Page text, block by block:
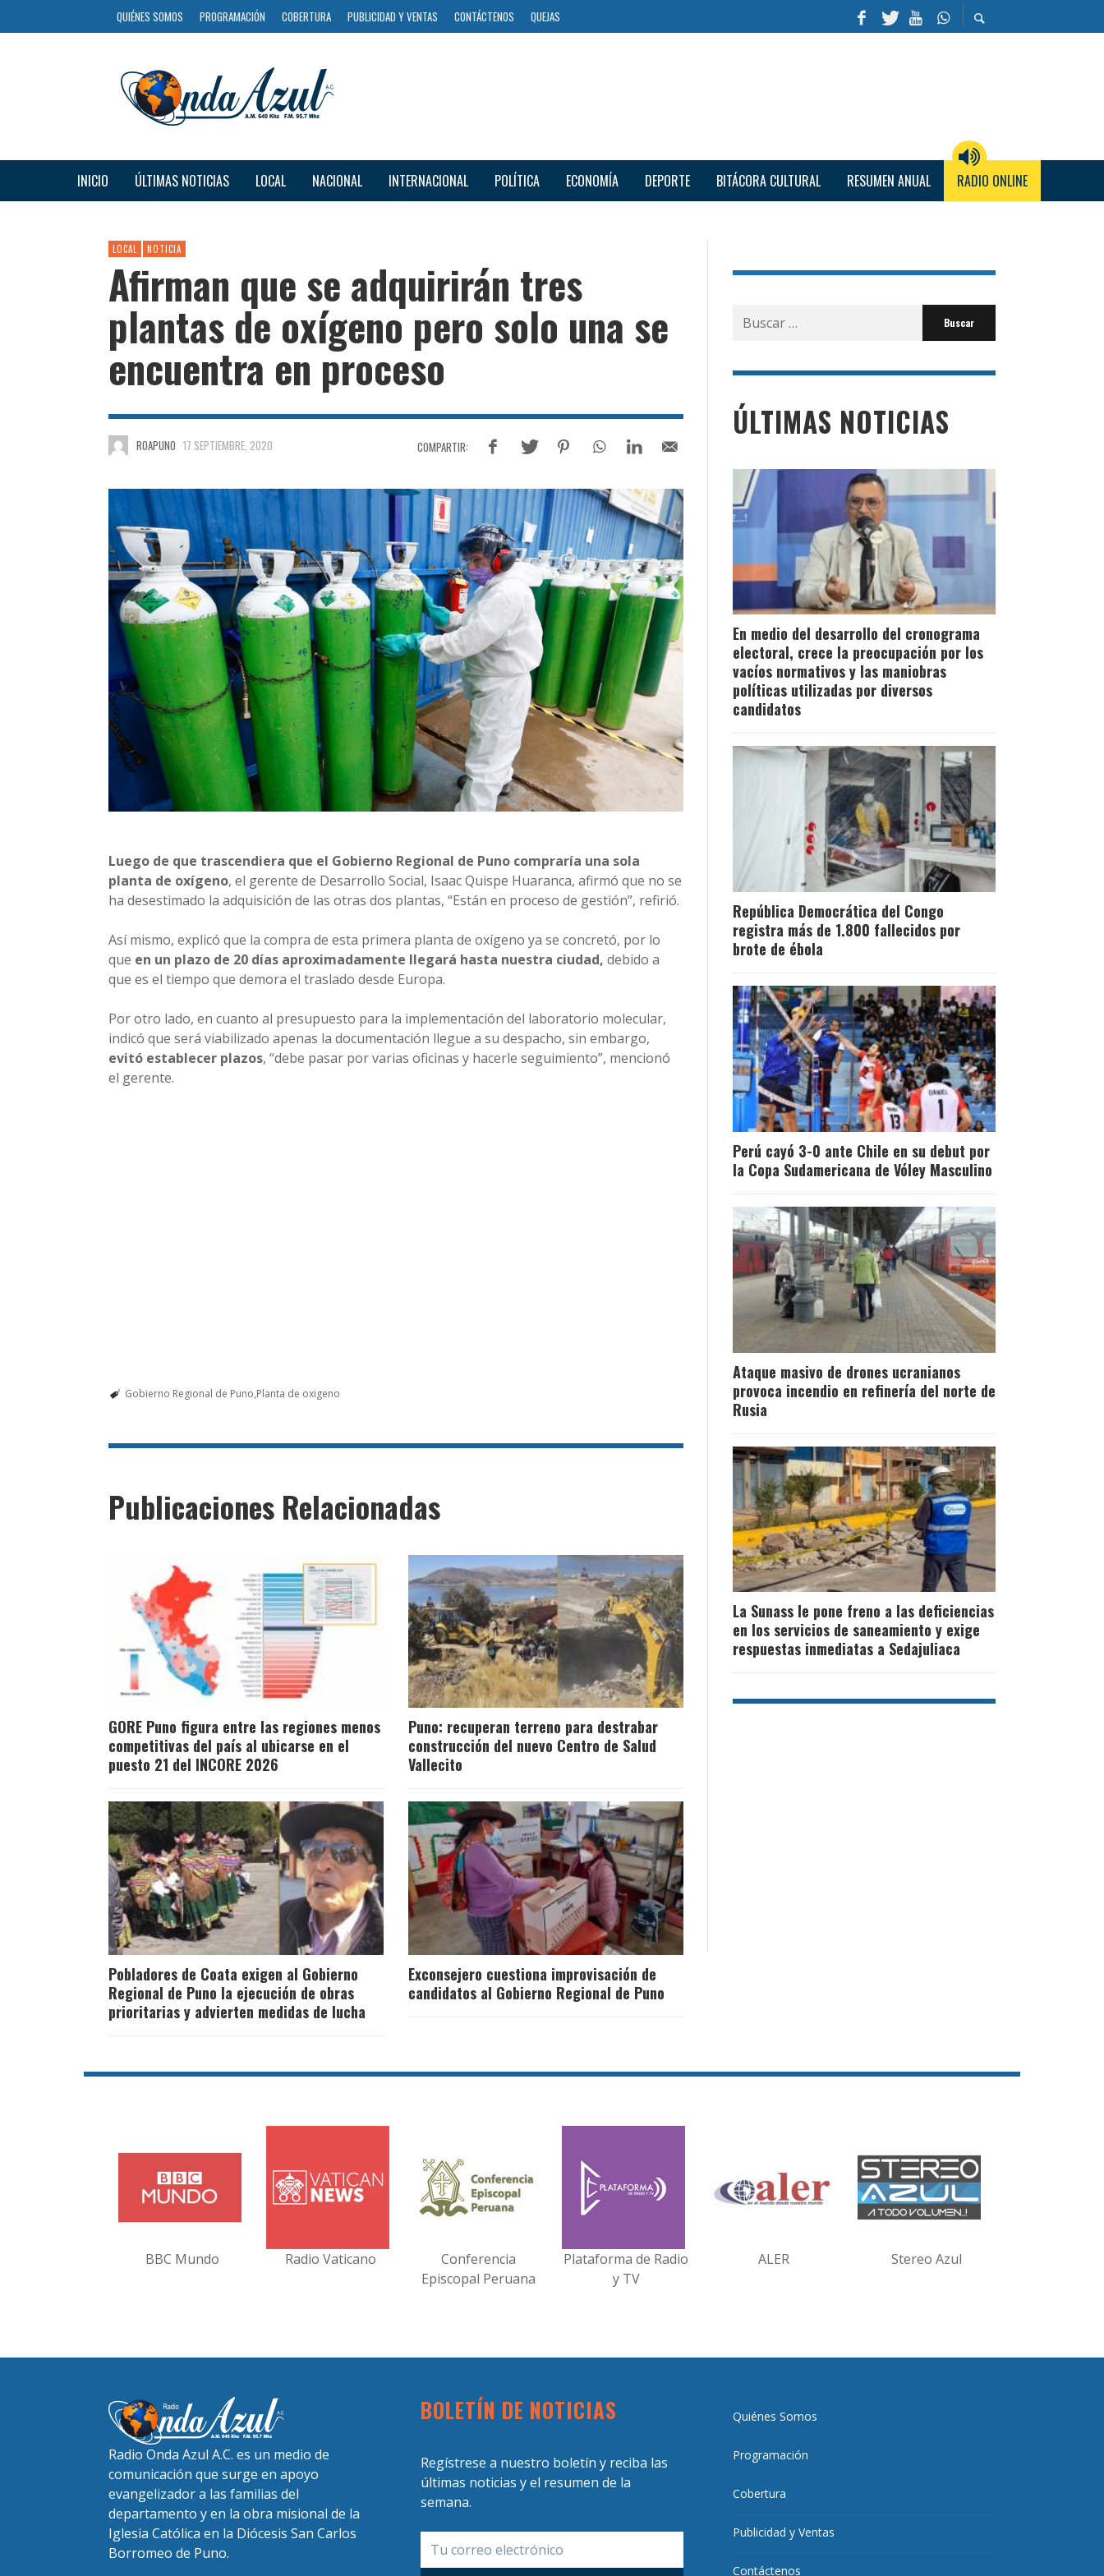
QUIÉNES SOMOS PROGRAMACIÓN COBERTURA PUBLICIDAD Y VENTAS CONTÁCTENOS QUEJAS
INICIO ÚLTIMAS NOTICIAS LOCAL NACIONAL INTERNACIONAL POLÍTICA ECONOMÍA DEPORTE BITÁCORA CULTURAL RESUMEN ANUAL RADIO ONLINE
LOCAL NOTICIA
Afirman que se adquirirán tres
plantas de oxígeno pero solo una se
encuentra en proceso
ROAPUNO 17 SEPTIEMBRE, 2020
Luego de que trascendiera que el Gobierno Regional de Puno compraría una sola
planta de oxígeno, el gerente de Desarrollo Social, Isaac Quispe Huaranca, afirmó que no se
ha desestimado la adquisición de las otras dos plantas, “Están en proceso de gestión”, refirió.
Así mismo, explicó que la compra de esta primera planta de oxígeno ya se concretó, por lo
que en un plazo de 20 días aproximadamente llegará hasta nuestra ciudad, debido a
que es el tiempo que demora el traslado desde Europa.
Por otro lado, en cuanto al presupuesto para la implementación del laboratorio molecular,
indicó que será viabilizado apenas la documentación llegue a su despacho, sin embargo,
evitó establecer plazos, “debe pasar por varias oficinas y hacerle seguimiento”, mencionó
el gerente.
Gobierno Regional de Puno Planta de oxigeno
Publicaciones Relacionadas
GORE Puno figura entre las regiones menos
competitivas del país al ubicarse en el
puesto 21 del INCORE 2026
Puno: recuperan terreno para destrabar
construcción del nuevo Centro de Salud
Vallecito
Pobladores de Coata exigen al Gobierno
Regional de Puno la ejecución de obras
prioritarias y advierten medidas de lucha
Exconsejero cuestiona improvisación de
candidatos al Gobierno Regional de Puno
Buscar
por:
ÚLTIMAS NOTICIAS
En medio del desarrollo del cronograma
electoral, crece la preocupación por los
vacíos normativos y las maniobras
políticas utilizadas por diversos
candidatos
República Democrática del Congo
registra más de 1.800 fallecidos por
brote de ébola
Perú cayó 3-0 ante Chile en su debut por
la Copa Sudamericana de Vóley Masculino
Ataque masivo de drones ucranianos
provoca incendio en refinería del norte de
Rusia
La Sunass le pone freno a las deficiencias
en los servicios de saneamiento y exige
respuestas inmediatas a Sedajuliaca
BBC Mundo Radio Vaticano
Conferencia
Episcopal Peruana
Plataforma de Radio
y TV
ALER Stereo Azul
Radio Onda Azul A.C. es un medio de
comunicación que surge en apoyo
evangelizador a las familias del
departamento y en la obra misional de la
Iglesia Católica en la Diócesis San Carlos
Borromeo de Puno.
BOLETÍN DE NOTICIAS
Regístrese a nuestro boletín y reciba las
últimas noticias y el resumen de la
semana.
Quiénes Somos
Programación
Cobertura
Publicidad y Ventas
Contáctenos